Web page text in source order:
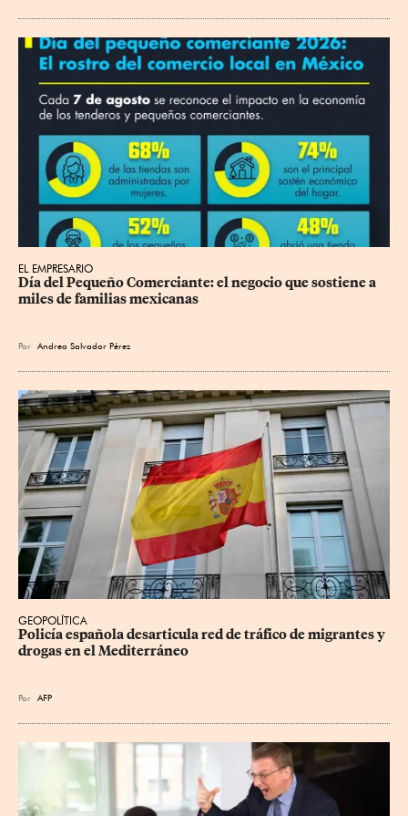
EL EMPRESARIO
Día del Pequeño Comerciante: el negocio que sostiene a
miles de familias mexicanas
Por Andrea Salvador Pérez
GEOPOLÍTICA
Policía española desarticula red de tráfico de migrantes y
drogas en el Mediterráneo
Por AFP